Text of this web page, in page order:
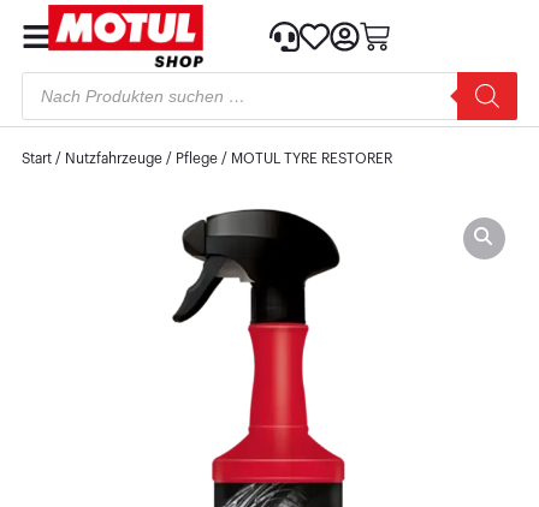
Start/ Nutzfahrzeuge/ Pflege/ MOTUL TYRE RESTORER